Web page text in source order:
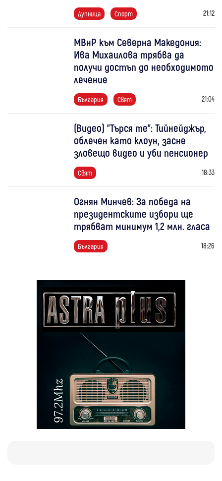
Дупница Спорт 21:12
МВнР към Северна Македония:
Ива Михаилова трябва да
получи достъп до необходимото
лечение
България Свят 21:04
(Видео) "Търся те": Тийнейджър,
облечен като клоун, засне
зловещо видео и уби пенсионер
Свят 18:33
Огнян Минчев: За победа на
президентските избори ще
трябват минимум 1,2 млн. гласа
България 18:26